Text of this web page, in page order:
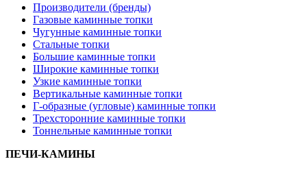
Производители (бренды)
Газовые каминные топки
Чугунные каминные топки
Стальные топки
Большие каминные топки
Широкие каминные топки
Узкие каминные топки
Вертикальные каминные топки
Г-образные (угловые) каминные топки
Трехсторонние каминные топки
Тоннельные каминные топки
ПЕЧИ-КАМИНЫ